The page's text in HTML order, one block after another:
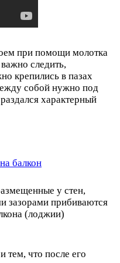
при помощи молотка
следить,
крепились в пазах
собой нужно под
характерный
балкон
у стен,
зазорами прибиваются
(лоджии)
тем, что после его